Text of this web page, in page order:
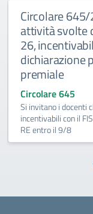
Circolare
attività svolte
26,
dichiarazione
premiale
Circolare 645
Si invitano i docenti
incentivabili con il
RE entro il 9/8